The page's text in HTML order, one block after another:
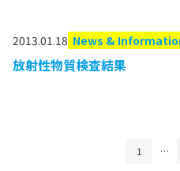
2013.01.18 News &
放射性物質検査結果
1 …